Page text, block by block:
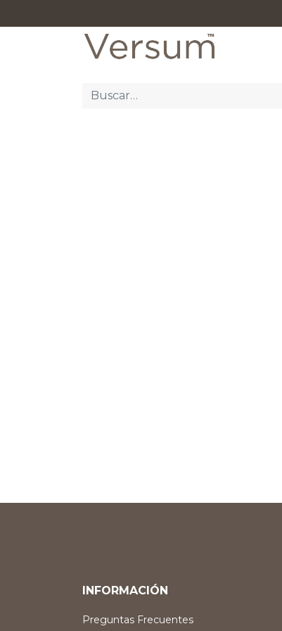
INFORMACIÓN
Preguntas Frecuentes